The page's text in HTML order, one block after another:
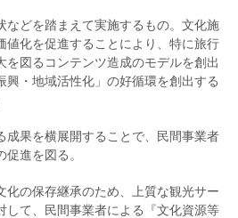
などを踏まえて実施するもの。文化施
値化を促進することにより、特に旅行
を図るコンテンツ造成のモデルを創出
興・地域活性化」の好循環を創出する
成果を横展開することで、民間事業者
進を図る。
化の保存継承のため、上質な観光サー
して、民間事業者による『文化資源等